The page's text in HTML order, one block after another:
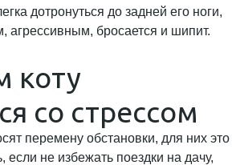
дотронуться до задней его ноги,
агрессивным, бросается и шипит.
коту
со стрессом
перемену обстановки, для них это
если не избежать поездки на дачу,